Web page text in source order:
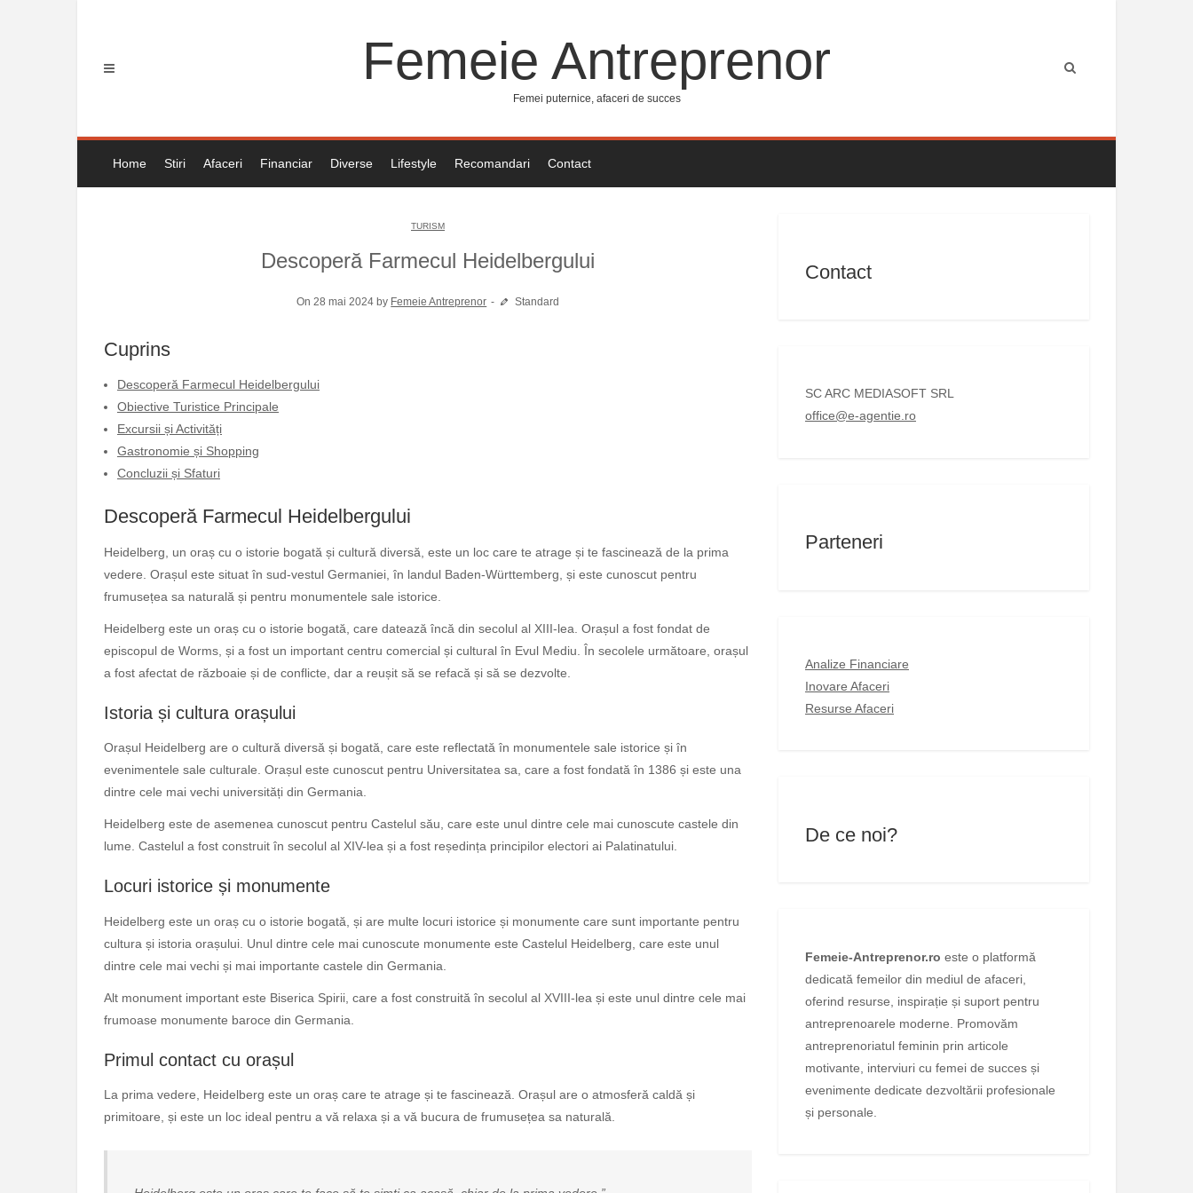
Femeie Antreprenor
Femei puternice, afaceri de succes
Home Stiri Afaceri Financiar Diverse Lifestyle Recomandari Contact
TURISM
Descoperă Farmecul Heidelbergului
On 28 mai 2024 by Femeie Antreprenor Standard
Cuprins
Descoperă Farmecul Heidelbergului
Obiective Turistice Principale
Excursii și Activități
Gastronomie și Shopping
Concluzii și Sfaturi
Descoperă Farmecul Heidelbergului
Heidelberg, un oraș cu o istorie bogată și cultură diversă, este un loc care te atrage și te fascinează de la prima
vedere. Orașul este situat în sud-vestul Germaniei, în landul Baden-Württemberg, și este cunoscut pentru
frumusețea sa naturală și pentru monumentele sale istorice.
Heidelberg este un oraș cu o istorie bogată, care datează încă din secolul al XIII-lea. Orașul a fost fondat de
episcopul de Worms, și a fost un important centru comercial și cultural în Evul Mediu. În secolele următoare, orașul
a fost afectat de războaie și de conflicte, dar a reușit să se refacă și să se dezvolte.
Istoria și cultura orașului
Orașul Heidelberg are o cultură diversă și bogată, care este reflectată în monumentele sale istorice și în
evenimentele sale culturale. Orașul este cunoscut pentru Universitatea sa, care a fost fondată în 1386 și este una
dintre cele mai vechi universități din Germania.
Heidelberg este de asemenea cunoscut pentru Castelul său, care este unul dintre cele mai cunoscute castele din
lume. Castelul a fost construit în secolul al XIV-lea și a fost reședința principilor electori ai Palatinatului.
Locuri istorice și monumente
Heidelberg este un oraș cu o istorie bogată, și are multe locuri istorice și monumente care sunt importante pentru
cultura și istoria orașului. Unul dintre cele mai cunoscute monumente este Castelul Heidelberg, care este unul
dintre cele mai vechi și mai importante castele din Germania.
Alt monument important este Biserica Spirii, care a fost construită în secolul al XVIII-lea și este unul dintre cele mai
frumoase monumente baroce din Germania.
Primul contact cu orașul
La prima vedere, Heidelberg este un oraș care te atrage și te fascinează. Orașul are o atmosferă caldă și
primitoare, și este un loc ideal pentru a vă relaxa și a vă bucura de frumusețea sa naturală.
Contact
SC ARC MEDIASOFT SRL
office@e-agentie.ro
Parteneri
Analize Financiare
Inovare Afaceri
Resurse Afaceri
De ce noi?
Femeie-Antreprenor.ro este o platformă
dedicată femeilor din mediul de afaceri,
oferind resurse, inspirație și suport pentru
antreprenoarele moderne. Promovăm
antreprenoriatul feminin prin articole
motivante, interviuri cu femei de succes și
evenimente dedicate dezvoltării profesionale
și personale.